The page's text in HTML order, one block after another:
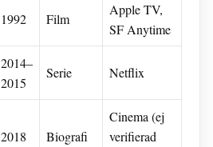
1992 Film
Apple TV,
SF Anytime
2014–
2015
Serie Netflix
2018 Biografi
Cinema (ej
verifierad